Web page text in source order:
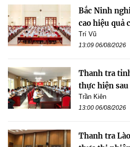
Bắc Ninh
cao hiệu quả
Trí Vũ
13:09 06/08/2026
Thanh tra
thực hiện
Trần Kiên
13:00 06/08/2026
Thanh tra